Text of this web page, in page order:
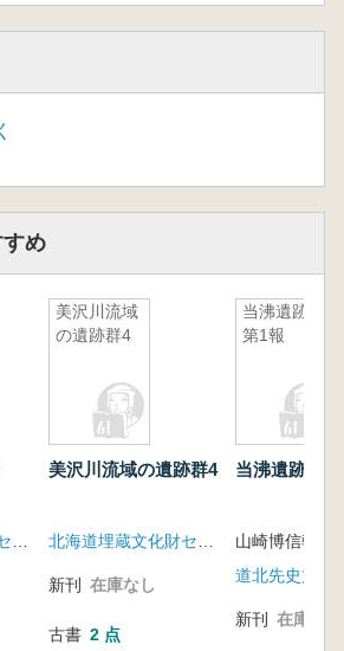
め
美沢川流域
の遺跡群4
美沢川流域の遺跡群4
新刊 在庫なし
古書 2 点
当沸遺跡
第1報
当沸遺跡 第
山崎博信執筆
新刊 在庫なし